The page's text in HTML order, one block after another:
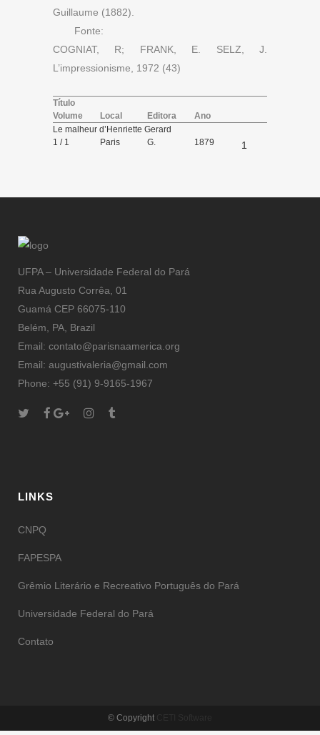
Guillaume (1882).
Fonte:
COGNIAT, R; FRANK, E. SELZ, J.
L’impressionisme, 1972 (43)
Título
Volume
Local Editora
Ano
Le malheur d’Henriette Gerard
1 / 1
Paris
G.
1879 1
UFPA – Universidade Federal do Pará
Rua Augusto Corrêa, 01
Guamá CEP 66075-110
Belém, PA, Brazil
Email: contato@parisnaamerica.org
Email: augustivaleria@gmail.com
Phone: +55 (91) 9-9165-1967
LINKS
CNPQ
FAPESPA
Grêmio Literário e Recreativo Português do Pará
Universidade Federal do Pará
Contato
© Copyright